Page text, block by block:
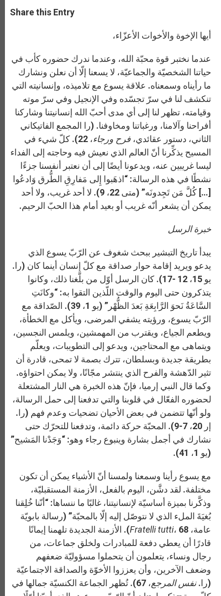
t
s
s
e
e
b
Share this Entry
أيها الإخوة والأخوات الأعزّاء،
عندما نختبر قوة محبّة الله، وعندما ندرك حضوره كأب في
حياتنا الشخصيّة والجماعيّة، لا يسعنا إلّا أن نعلن ونشارك
ما رأيناه وسمعناه. علاقة يسوع مع تلاميذه، وإنسانيته التي
تنكشف لنا في سرّ تجسّده وفي الإنجيل وفي سرّ موته
وقيامته، تظهر لنا إلى أي مدى أحبّ الله إنسانيتنا وشاركنا
أفراحنا وآلامنا، ورغباتنا ومخاوفنا. (را المجمع الفاتيكاني
الثاني، دستور عقائدي، فرح ورجاء
، 22). كلّ شيء في
المسيح يذكِّرنا أنّ العالم الذي نعيش فيه وحاجته إلى الفداء
ليسا غريبين عنه، ويدعونا أيضًا إلى أن نعتبر أنفسنا جزءًا
نشطًا في هذه الرسالة: “اذهَبوا إِلى مَفارِقِ الطُّرق وَادعُوا
[…] كُلَّ مَن تَجِدونَه” (متى 22، 9). لا أحد غريب، ولا أحد
يمكن أن يشعر أنّه غريب أو بعيد أمام هذا الحبّ الرحيم.
خبرة الرسل
يبدأ تاريخ التبشير ببحث شغوف عن الرّبّ يسوع الذي
يدعو ويريد إقامة حوار صداقة مع كلّ إنسان أينما كان (را.
يو 15، 12 -17). كان الرسل أوّل من بلَّغنا ذلك، وكانوا
يتذكرون حتى اليوم والوقت اللّذين التقوا به: “وكانَتِ
السَّاعَةُ نَحوَ الرَّابِعَةِ بَعدَ الظُّهْر” (يو 1، 39). الصّداقة مع
الرّبّ يسوع، ورؤيته يشفي المرضى، ويأكل مع الخطأة،
ويطعم الجياع، ويقترب من المهمشين، ويلمس النجسين،
ويتماهى مع المحتاجين، ويدعو إلى التطويبات، ويعلّم
بطريقة جديدة وبسلطان، تترك بصمة لا تمحى، قادرة أن
تثير الدّهشة والفرح الذي ينتشر مجّانًا، ولا يمكن احتواؤه.
وكما قال النبي إرميا، فإنّ هذه الخبرة هي النار المشتعلة
لحضوره الفعّال في قلوبنا والتي تدفعنا إلى حمل الرسالة،
ولو أنّها تتضمن في بعض الأحيان تضحيات وعدم فهم (را.
إر 20، 7-9). المحبّة حركة دائمة، وتدفعنا للتحرّك حتى
نشارك في أجمل بشارة وينبوع رجاء وهو: “وَجَدْنا المَشيح”
(يو 1، 41).
مع يسوع رأينا وسمعنا ولمسنا أنّ الأشياء يمكن أن تكون
مختلفة. لقد دشَّن، اليوم بالفعل، الأزمنة المستقبليّة،
وذكَّرنا بميزة أساسيّة لإنسانيتنا، غالبًا ما ننساها: “أنّنا خُلِقنا
بُغيَةَ الملء الذي لا نتوصّل إليه إلّا بالمحبّة” (رسالة بابويّة
عامة،
Fratelli tutti، 68). الأزمنة الجديدة تلهمنا إيمانًا
قادرًا أن يعطي دفعة للمبادرات ولخلق جماعات، من
رجال ونساء، يتعلمون أن يتحملوا مسؤوليّة ضعفهم
وضعف الآخرين، وأن يعززوا الأخوّة والصداقة الاجتماعيّة
(را.نفس المرجع
، 67). تُظهر الجماعة الكنسيّة جمالها في